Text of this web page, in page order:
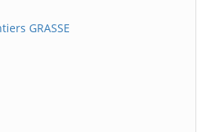
GRASSE